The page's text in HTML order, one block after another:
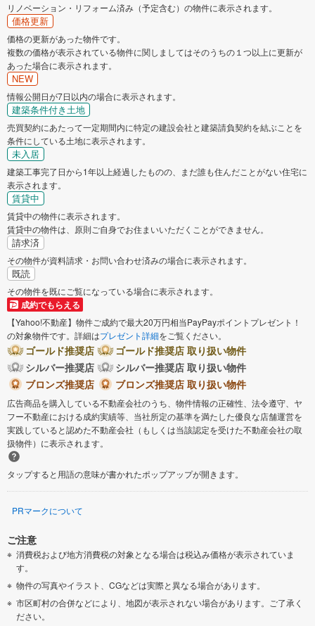
リノベーション・リフォーム済み（予定含む）の物件に表示されます。
価格更新
価格の更新があった物件です。
複数の価格が表示されている物件に関しましてはそのうちの１つ以上に更新が
あった場合に表示されます。
NEW
情報公開日が7日以内の場合に表示されます。
建築条件付き土地
売買契約にあたって一定期間内に特定の建設会社と建築請負契約を結ぶことを
条件にしている土地に表示されます。
未入居
建築工事完了日から1年以上経過したものの、まだ誰も住んだことがない住宅に
表示されます。
賃貸中
賃貸中の物件に表示されます。
賃貸中の物件は、原則ご自身でお住まいいただくことができません。
請求済
その物件が資料請求・お問い合わせ済みの場合に表示されます。
既読
その物件を既にご覧になっている場合に表示されます。
成約でもらえる
【Yahoo!不動産】物件ご成約で最大20万円相当PayPayポイントプレゼント！
の対象物件です。詳細はプレゼント詳細をご覧ください。
ゴールド推奨店
ゴールド推奨店 取り扱い物件
シルバー推奨店
シルバー推奨店 取り扱い物件
ブロンズ推奨店
ブロンズ推奨店 取り扱い物件
広告商品を購入している不動産会社のうち、物件情報の正確性、法令遵守、ヤ
フー不動産における成約実績等、当社所定の基準を満たした優良な店舗運営を
実践していると認めた不動産会社（もしくは当該認定を受けた不動産会社の取
扱物件）に表示されます。
タップすると用語の意味が書かれたポップアップが開きます。
PRマークについて
ご注意
消費税および地方消費税の対象となる場合は税込み価格が表示されていま
す。
物件の写真やイラスト、CGなどは実際と異なる場合があります。
市区町村の合併などにより、地図が表示されない場合があります。ご了承く
ださい。